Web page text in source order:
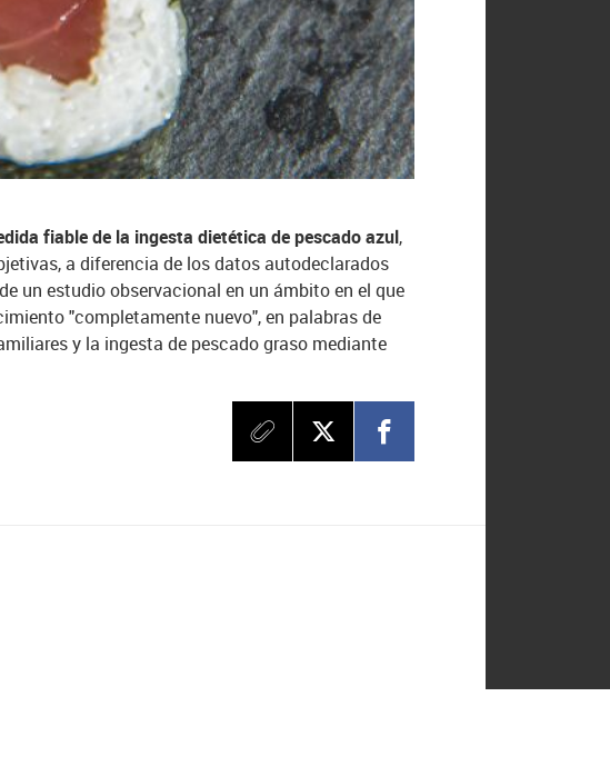
fiable de la ingesta dietética de pescado azul,
a diferencia de los datos autodeclarados
un estudio observacional en un ámbito en el que
"completamente nuevo", en palabras de
y la ingesta de pescado graso mediante